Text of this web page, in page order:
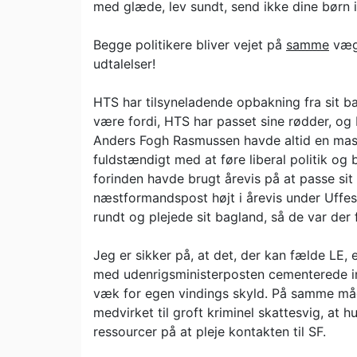
med glæde, lev sundt, send ikke dine børn
Begge politikere bliver vejet på samme
udtalelser!
HTS har tilsyneladende opbakning fra sit
være fordi, HTS har passet sine rødder, og
Anders Fogh Rasmussen havde altid en
fuldstændigt med at føre liberal politik og
forinden havde brugt årevis på at passe
næstformandspost højt i årevis under
rundt og plejede sit bagland, så de var der
Jeg er sikker på, at det, der kan fælde LE,
med udenrigsministerposten
væk for egen vindings skyld. På samme
medvirket til groft kriminel skattesvig, at
ressourcer på at pleje kontakten til SF.